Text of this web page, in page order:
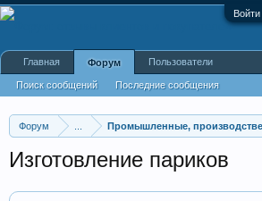
Форум Промышленные,
Изготовление париков
Главная Форум
Поиск сообщений Последние сообщения
Пользователи